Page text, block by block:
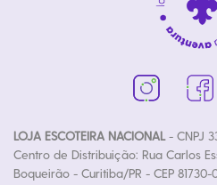
LOJA ESCOTEIRA NACIONAL- CNPJ
Centro de Distribuição: Rua Carlos
Boqueirão - Curitiba/PR - CEP 81730-